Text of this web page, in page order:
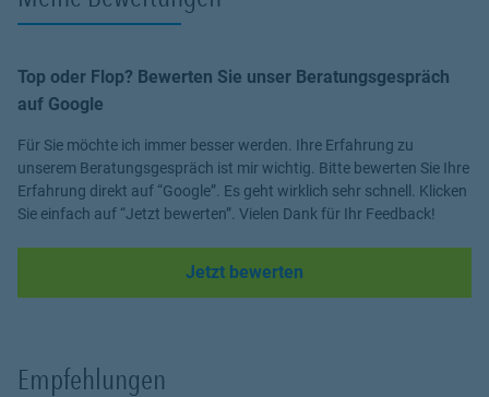
Top oder Flop? Bewerten Sie unser Beratungsgespräch
auf Google
Für Sie möchte ich immer besser werden. Ihre Erfahrung zu
unserem Beratungsgespräch ist mir wichtig. Bitte bewerten Sie Ihre
Erfahrung direkt auf “Google”. Es geht wirklich sehr schnell. Klicken
Sie einfach auf “Jetzt bewerten”. Vielen Dank für Ihr Feedback!
Jetzt bewerten
Empfehlungen